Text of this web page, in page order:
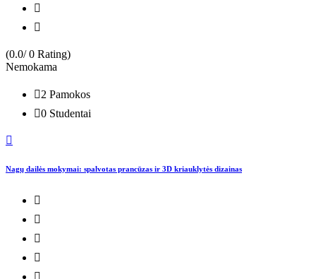
(0.0/ 0 Rating)
Nemokama
2 Pamokos
0 Studentai
Nagų dailės mokymai: spalvotas prancūzas ir 3D kriauklytės dizainas